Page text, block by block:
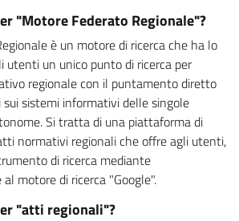
"Motore Federato Regionale"?
è un motore di ricerca che ha lo
utenti un unico punto di ricerca per
regionale con il puntamento diretto
sistemi informativi delle singole
Si tratta di una piattaforma di
normativi regionali che offre agli utenti,
di ricerca mediante
motore di ricerca "Google".
"atti regionali"?